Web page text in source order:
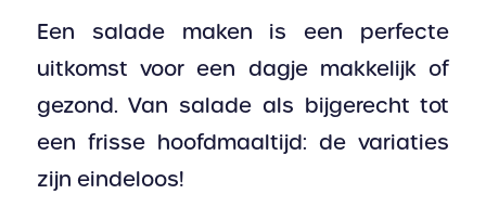
Een salade maken is een perfecte
uitkomst voor een dagje makkelijk of
gezond. Van salade als bijgerecht tot
een frisse hoofdmaaltijd: de variaties
zijn eindeloos!